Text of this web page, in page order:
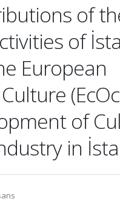
of
of
European
of
in